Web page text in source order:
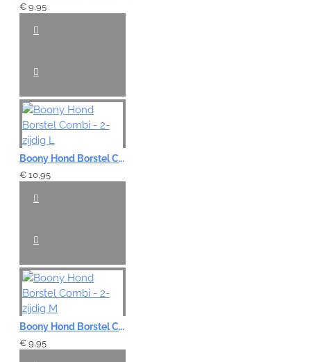
€ 9,95
Boony Hond Borstel Combi - 2-zijdig L
€ 10,95
Boony Hond Borstel Combi - 2-zijdig M
€ 9,95